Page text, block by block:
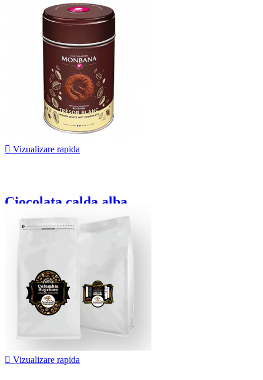
 Vizualizare rapida
Ciocolata calda alba...
92,00 lei
 Vizualizare rapida